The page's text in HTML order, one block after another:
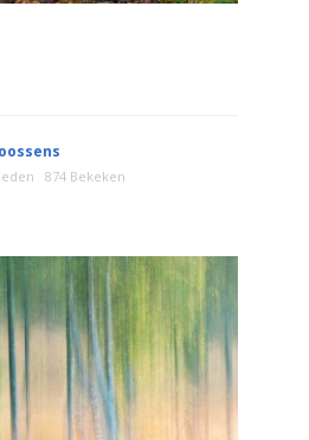
874 Bekeken